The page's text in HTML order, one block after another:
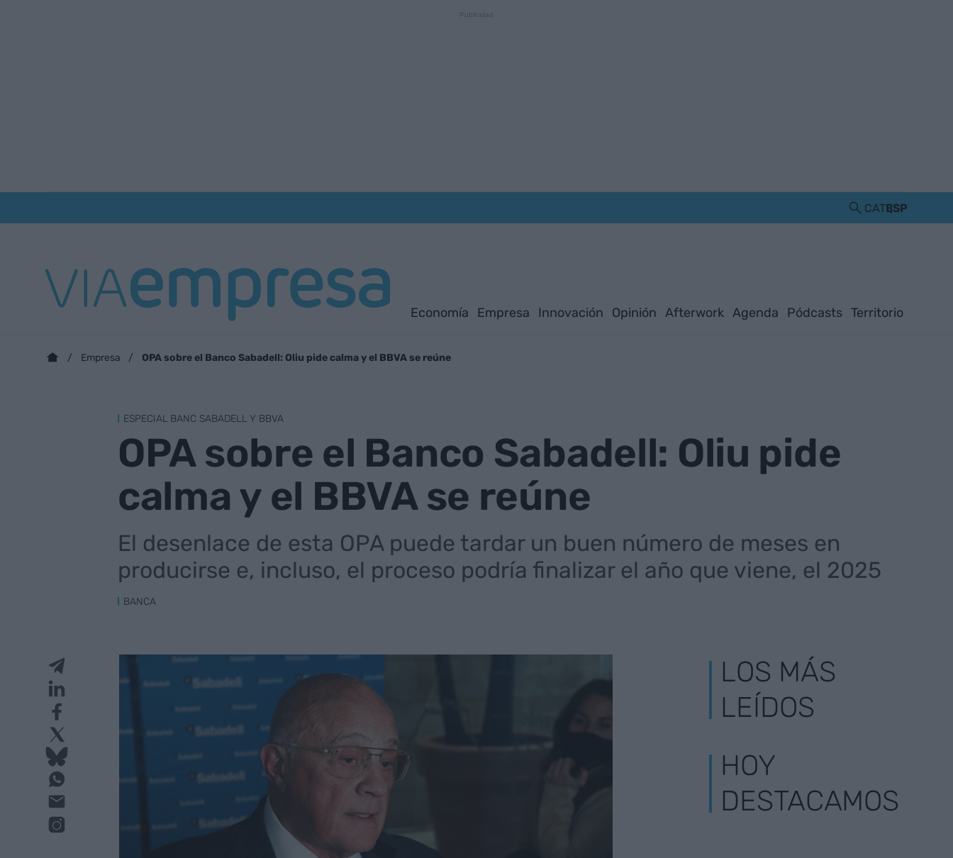
CATESP
Economía Empresa Innovación Opinión Afterwork Agenda Pódcasts Territorio
Empresa OPA sobre el Banco Sabadell: Oliu pide calma y el BBVA se reúne
ESPECIAL BANC SABADELL Y BBVA
OPA sobre el Banco Sabadell: Oliu pide
calma y el BBVA se reúne
El desenlace de esta OPA puede tardar un buen número de meses en
producirse e, incluso, el proceso podría finalizar el año que viene, el 2025
BANCA
LOS MÁS
LEÍDOS
HOY
DESTACAMOS